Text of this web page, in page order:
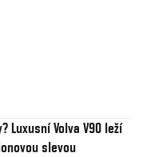
Luxusní Volva V90 leží
slevou